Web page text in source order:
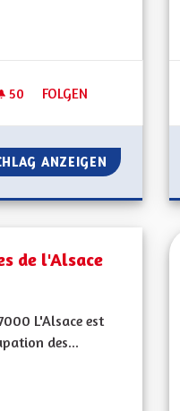
50 50 FOLLOWER
FOLGEN
UN MAXIMUM DE
ANZEIGEN UN
de l'Alsace
L'Alsace est
des...